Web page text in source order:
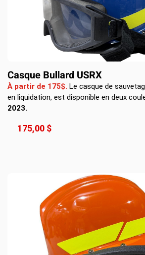
Casque Bullard USRX
À partir de 175$. Le casque de
en liquidation, est disponible en deux
2023.
175,00 $